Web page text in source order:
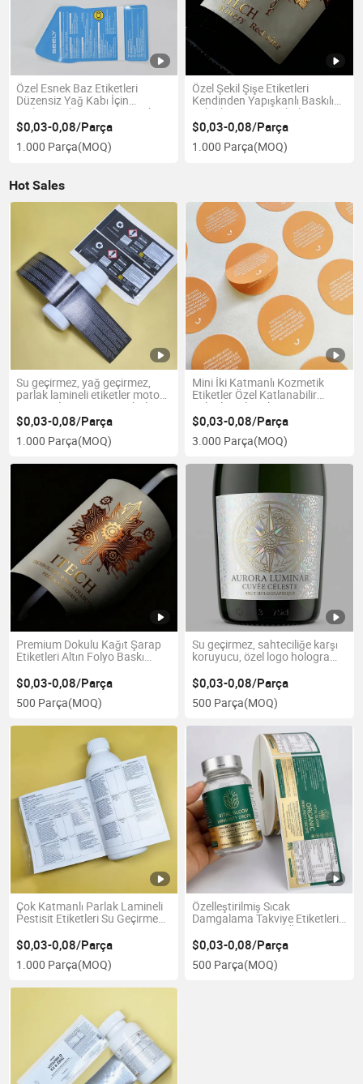
Özel Esnek Baz Etiketleri
Düzensiz Yağ Kabı İçin
Mükemmel Yüzey Uyum Etkisi
$0,03-0,08/Parça
1.000 Parça(MOQ)
Özel Şekil Şişe Etiketleri
Kendinden Yapışkanlı Baskılı
Etiketler Şarap Ambalaj
Dekorasyonu için
$0,03-0,08/Parça
1.000 Parça(MOQ)
Hot Sales
Su geçirmez, yağ geçirmez,
parlak lamineli etiketler motor
yağı yağlama şişesi ambalajı
için
$0,03-0,08/Parça
1.000 Parça(MOQ)
Mini İki Katmanlı Kozmetik
Etiketler Özel Katlanabilir
Etiketler Cilt Bakım Şişesi için
$0,03-0,08/Parça
3.000 Parça(MOQ)
Premium Dokulu Kağıt Şarap
Etiketleri Altın Folyo Baskı
Etiketler
$0,03-0,08/Parça
500 Parça(MOQ)
Su geçirmez, sahteciliğe karşı
koruyucu, özel logo hologram
lazer holografik etiketler
$0,03-0,08/Parça
500 Parça(MOQ)
Çok Katmanlı Parlak Lamineli
Pestisit Etiketleri Su Geçirmez
Tarımsal Kimya Ambalajı için
$0,03-0,08/Parça
1.000 Parça(MOQ)
Özelleştirilmiş Sıcak
Damgalama Takviye Etiketleri
Güvenlik Sahtecilik Önleyici
Etiketler Sağlık Sektörü Marka
Koruma
$0,03-0,08/Parça
500 Parça(MOQ)